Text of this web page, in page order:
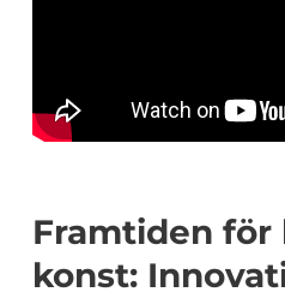
Framtiden för
konst: